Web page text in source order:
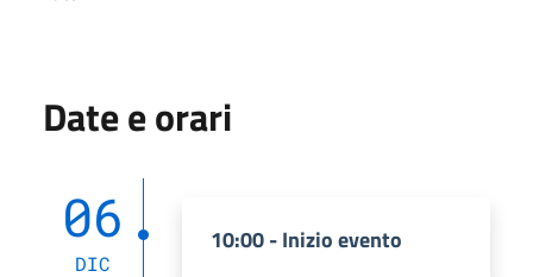
Date e orari
06
DIC
10:00 - Inizio evento